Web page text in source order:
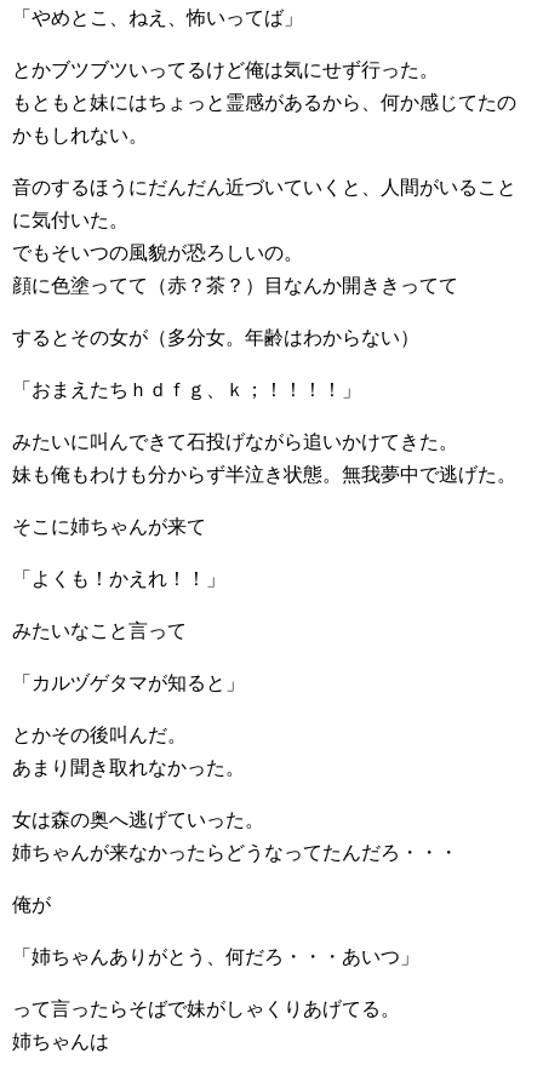
「やめとこ、ねえ、怖いってば」
とかブツブツいってるけど俺は気にせず行った。
もともと妹にはちょっと霊感があるから、何か感じてたの
かもしれない。
音のするほうにだんだん近づいていくと、人間がいること
に気付いた。
でもそいつの風貌が恐ろしいの。
顔に色塗ってて（赤？茶？）目なんか開ききってて
するとその女が（多分女。年齢はわからない）
「おまえたちｈｄｆｇ、ｋ；！！！！」
みたいに叫んできて石投げながら追いかけてきた。
妹も俺もわけも分からず半泣き状態。無我夢中で逃げた。
そこに姉ちゃんが来て
「よくも！かえれ！！」
みたいなこと言って
「カルヅゲタマが知ると」
とかその後叫んだ。
あまり聞き取れなかった。
女は森の奥へ逃げていった。
姉ちゃんが来なかったらどうなってたんだろ・・・
俺が
「姉ちゃんありがとう、何だろ・・・あいつ」
って言ったらそばで妹がしゃくりあげてる。
姉ちゃんは